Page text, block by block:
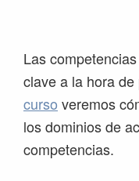
navegación
principal
contenido
principal
barra
lateral
principal
página
Las
clave a la hora de
curso veremos
los dominios de
competencias.